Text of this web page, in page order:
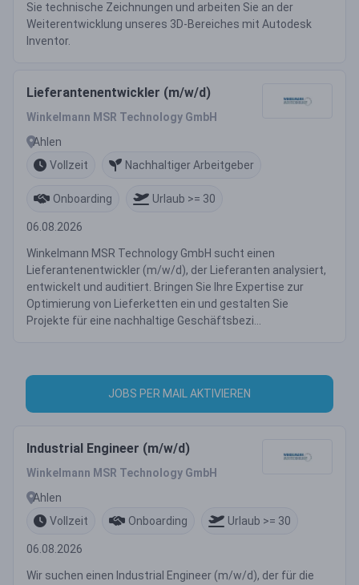
Sie technische Zeichnungen und arbeiten Sie an der
Weiterentwicklung unseres 3D-Bereiches mit Autodesk
Inventor.
Lieferantenentwickler (m/w/d)
Winkelmann MSR Technology GmbH
Ahlen
Vollzeit
Nachhaltiger Arbeitgeber
Onboarding Urlaub >= 30
06.08.2026
Winkelmann MSR Technology GmbH sucht einen
Lieferantenentwickler (m/w/d), der Lieferanten analysiert,
entwickelt und auditiert. Bringen Sie Ihre Expertise zur
Optimierung von Lieferketten ein und gestalten Sie
Projekte für eine nachhaltige Geschäftsbezi...
JOBS PER MAIL AKTIVIEREN
Industrial Engineer (m/w/d)
Winkelmann MSR Technology GmbH
Ahlen
Vollzeit
Onboarding Urlaub >= 30
06.08.2026
Wir suchen einen Industrial Engineer (m/w/d), der für die